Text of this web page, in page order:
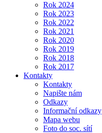
Rok 2024
Rok 2023
Rok 2022
Rok 2021
Rok 2020
Rok 2019
Rok 2018
Rok 2017
Kontakty
Kontakty
Napište nám
Odkazy
Informační odkazy
Mapa webu
Foto do soc. sítí